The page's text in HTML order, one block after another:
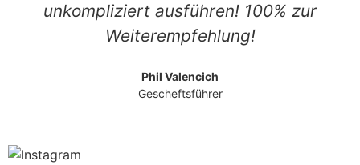
unkompliziert ausführen! 100% zur
Weiterempfehlung!
Phil Valencich
Gescheftsführer